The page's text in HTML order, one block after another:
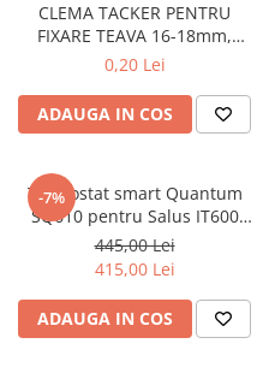
CLEMA TACKER PENTRU
FIXARE TEAVA 16-18mm,
40mm, 300 buc/cutie
0,20 Lei
ADAUGA IN COS
-7%
Termostat smart Quantum
SQ610 pentru Salus IT600
montaj in doza
445,00 Lei
415,00 Lei
ADAUGA IN COS